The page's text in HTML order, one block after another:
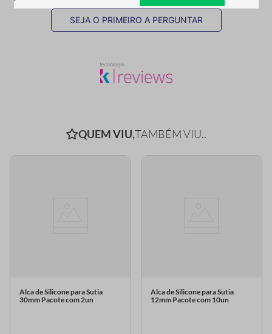
SEJA O PRIMEIRO A PERGUNTAR
QUEM VIU,TAMBÉM VIU..
Alca de Silicone para Sutia
30mm Pacote com 2un
Alca de Silicone para Sutia
12mm Pacote com 10un